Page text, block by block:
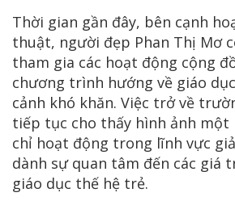
Thời gian gần đây, bên cạnh
thuật, người đẹp Phan Thị Mơ
tham gia các hoạt động cộng
chương trình hướng về giáo
cảnh khó khăn. Việc trở về
tiếp tục cho thấy hình ảnh một
chỉ hoạt động trong lĩnh vực
dành sự quan tâm đến các giá
giáo dục thế hệ trẻ.